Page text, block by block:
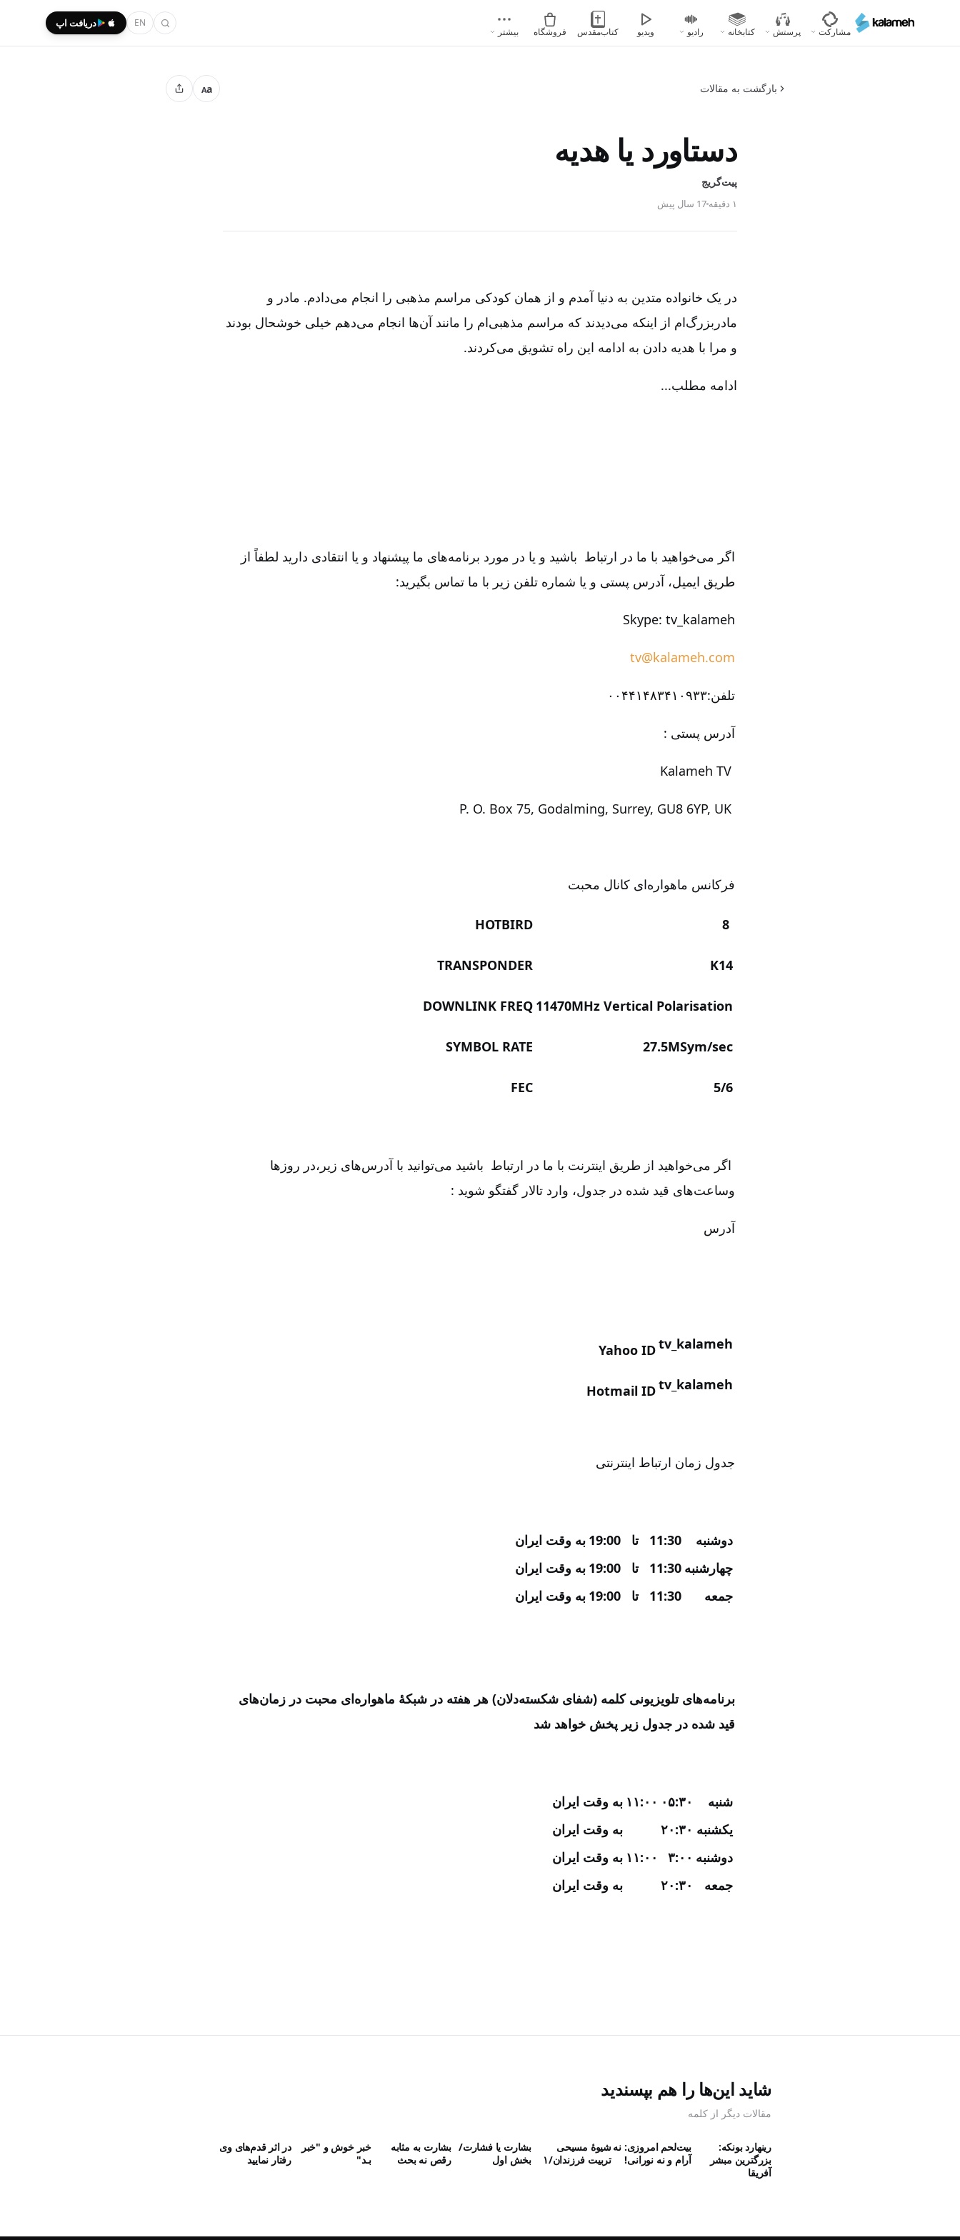
محتوای
مشارکت پرستش کتابخانه رادیو ویدیو کتاب‌مقدس فروشگاه بیشتر
EN دریافت اپ
بازگشت به مقالات Aa
دستاورد یا هدیه
پیت‌گریج
۱ دقیقه 17 سال پیش
در یک خانواده متدین به دنیا آمدم و از همان کودکی مراسم مذهبی را انجام می‌دادم. مادر و
مادربزرگ‌ام از اینکه می‌دیدند که مراسم مذهبی‌ام را مانند آن‌ها انجام می‌دهم خیلی خوشحال بودند
و مرا با هدیه دادن به ادامه این راه تشویق می‌کردند.
ادامه مطلب...
اگر می‌خواهید با ما در ارتباط باشید و یا در مورد برنامه‌های ما پیشنهاد و یا انتقادی دارید لطفاً از
طریق ایمیل، آدرس پستی و یا شماره تلفن زیر با ما تماس بگیرید:
Skype: tv_kalameh
tv@kalameh.com
تلفن:۰۰۴۴۱۴۸۳۴۱۰۹۳۳
آدرس پستی :
TV
فرکانس ماهواره‌ای کانال محبت
8
HOTBIRD
K14
TRANSPONDER
11470MHz Vertical Polarisation
DOWNLINK FREQ
27.5MSym/sec
SYMBOL RATE
5/6
FEC
اگر می‌خواهید از طریق اینترنت با ما در ارتباط باشید می‌توانید با آدرس‌های زیر،در روزها
وساعت‌های قید شده در جدول، وارد تالار گفتگو شوید :
آدرس
tv_kalameh
Yahoo ID
tv_kalameh
Hotmail ID
جدول زمان ارتباط اینترنتی
دوشنبه 11:30 تا 19:00
به وقت ایران
چهارشنبه 11:30 تا 19:00
به وقت ایران
جمعه
11:30 تا 19:00 به وقت ایران
برنامه‌های تلویزیونی کلمه (شفای شکسته‌دلان) هر هفته در شبکۀ ماهواره‌ای محبت در زمان‌های
قید شده در جدول زیر پخش خواهد شد
شنبه ۰۵:۳۰ ۱۱:۰۰ به وقت ایران
یکشنبه ۲۰:۳۰
به وقت ایران
دوشنبه ۳:۰۰ ۱۱:۰۰ به وقت ایران
جمعه
۲۰:۳۰ به وقت ایران
شاید این‌ها را هم بپسندید
مقالات دیگر از کلمه
رینهارد بونکه:
بزرگترین مبشر
آفریقا
بیت‌لحم امروزی: نه
آرام و نه نورانی!
شیوۀ مسیحی
تربیت فرزندان/۱
بشارت یا فشارت/
بخش اول
بشارت به مثابه
رقص نه بحث
خبر خوش‌ و "خبر
بـد"
در اثر قدم‌های وی
رفتار نمایید